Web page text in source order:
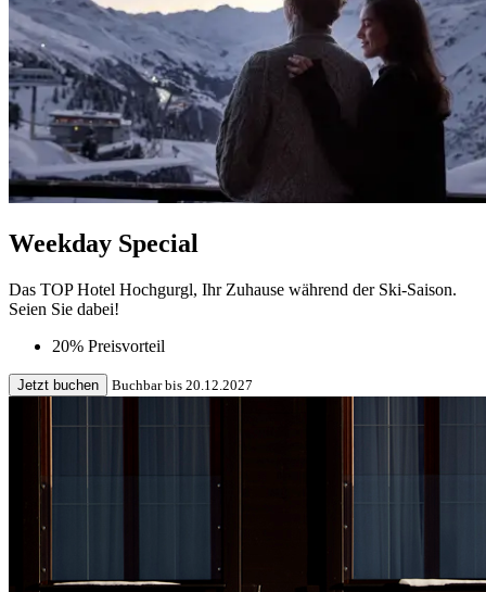
Weekday Special
Das TOP Hotel Hochgurgl, Ihr Zuhause während der Ski-Saison.
Seien Sie dabei!
20% Preisvorteil
Jetzt buchen Buchbar bis 20.12.2027